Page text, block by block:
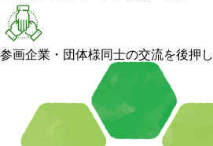
参画企業・団体様同士の交流を後押し